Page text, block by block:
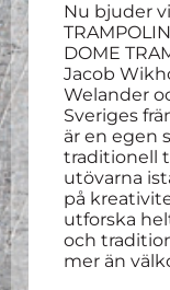
Nu bjuder
DOME
Jacob
Welander
Sveriges
är en egen
traditionell
utövarna
på
utforska
och
mer än